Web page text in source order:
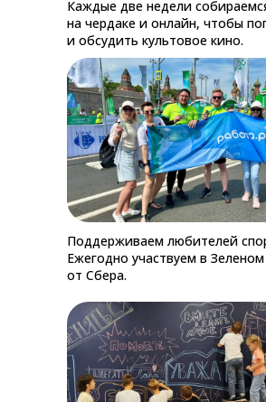
Каждые две недели
на чердаке и онлайн, чтобы
и обсудить культовое кино.
Поддерживаем любителей
Ежегодно участвуем в
от Сбера.